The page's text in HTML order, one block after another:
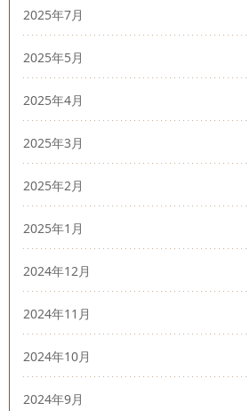
2025年7月
2025年5月
2025年4月
2025年3月
2025年2月
2025年1月
2024年12月
2024年11月
2024年10月
2024年9月